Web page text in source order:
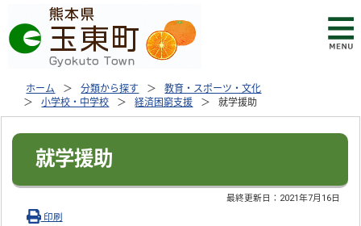
ホーム 分類から探す
教育・スポーツ・文化
小学校・中学校
経済困窮支援 就学援助
就学援助
最終更新日： 2021年7月16日
印刷